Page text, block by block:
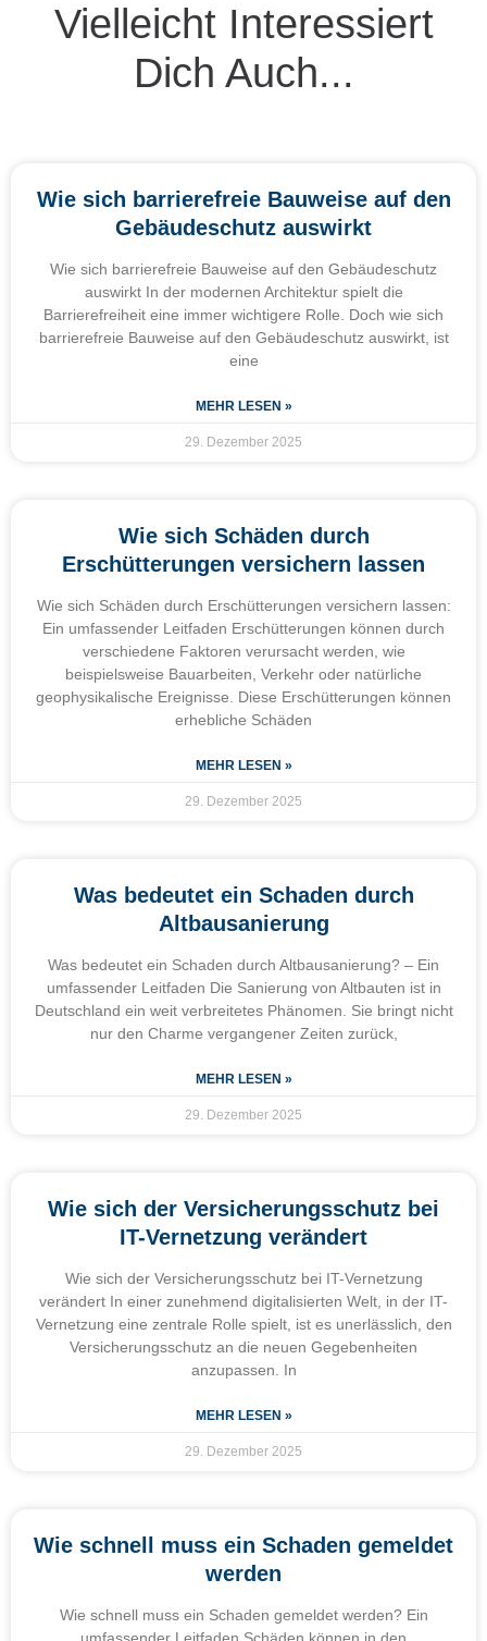
Vielleicht Interessiert
Dich Auch...
Wie sich barrierefreie Bauweise auf den
Gebäudeschutz auswirkt
Wie sich barrierefreie Bauweise auf den Gebäudeschutz
auswirkt In der modernen Architektur spielt die
Barrierefreiheit eine immer wichtigere Rolle. Doch wie sich
barrierefreie Bauweise auf den Gebäudeschutz auswirkt, ist
eine
MEHR LESEN »
29. Dezember 2025
Wie sich Schäden durch
Erschütterungen versichern lassen
Wie sich Schäden durch Erschütterungen versichern lassen:
Ein umfassender Leitfaden Erschütterungen können durch
verschiedene Faktoren verursacht werden, wie
beispielsweise Bauarbeiten, Verkehr oder natürliche
geophysikalische Ereignisse. Diese Erschütterungen können
erhebliche Schäden
MEHR LESEN »
29. Dezember 2025
Was bedeutet ein Schaden durch
Altbausanierung
Was bedeutet ein Schaden durch Altbausanierung? – Ein
umfassender Leitfaden Die Sanierung von Altbauten ist in
Deutschland ein weit verbreitetes Phänomen. Sie bringt nicht
nur den Charme vergangener Zeiten zurück,
MEHR LESEN »
29. Dezember 2025
Wie sich der Versicherungsschutz bei
IT-Vernetzung verändert
Wie sich der Versicherungsschutz bei IT-Vernetzung
verändert In einer zunehmend digitalisierten Welt, in der IT-
Vernetzung eine zentrale Rolle spielt, ist es unerlässlich, den
Versicherungsschutz an die neuen Gegebenheiten
anzupassen. In
MEHR LESEN »
29. Dezember 2025
Wie schnell muss ein Schaden gemeldet
werden
Wie schnell muss ein Schaden gemeldet werden? Ein